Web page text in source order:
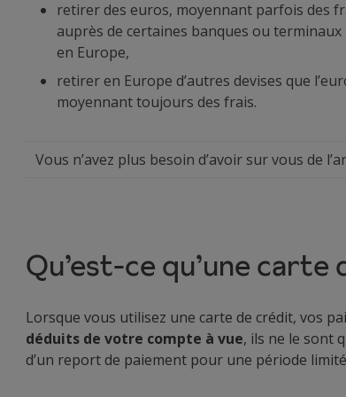
retirer des euros, moyennant parfois des
auprès de certaines banques ou terminaux
en Europe,
retirer en Europe d’autres devises que
moyennant toujours des frais.
Vous n’avez plus besoin d’avoir sur vous de
Qu’est-ce qu’une carte
Lorsque vous utilisez une carte de crédit, vos
déduits de votre compte à vue, ils ne le sont
d’un report de paiement pour une période